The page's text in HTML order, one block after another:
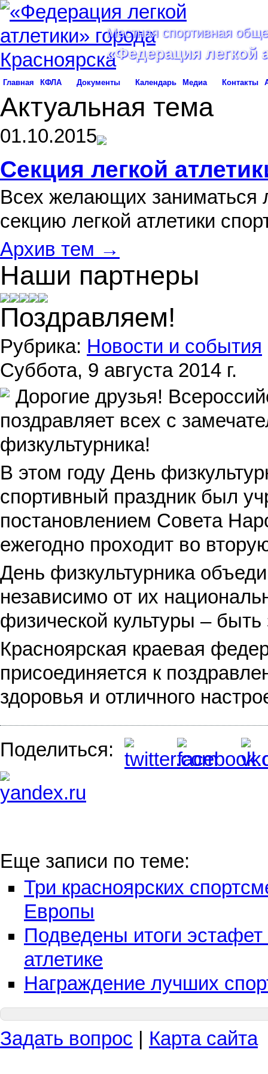
Местная спортивная
«Федерация легкой
Главная КФЛА Документы Календарь Медиа Контакты
Актуальная тема
01.10.2015
Секция легкой
Всех желающих заниматься
секцию легкой атлетики
Архив тем →
Наши партнеры
Поздравляем!
Рубрика: Новости и события
Суббота, 9 августа 2014 г.
Дорогие друзья!
поздравляет всех с
физкультурника!
В этом году День
спортивный праздник был
постановлением Совета
ежегодно проходит во
День физкультурника
независимо от их
физической культуры –
Красноярская краевая
присоединяется к
здоровья и отличного
Поделиться:
Еще записи по теме:
Три красноярских
Европы
Подведены итоги
атлетике
Награждение лучших
Задать вопрос Карта сайта